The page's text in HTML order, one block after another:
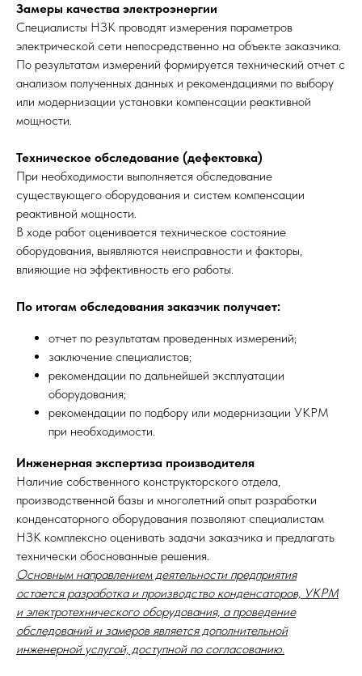
Замеры качества электроэнергии
Специалисты НЗК проводят измерения параметров
электрической сети непосредственно на объекте заказчика.
По результатам измерений формируется технический отчет с
анализом полученных данных и рекомендациями по выбору
или модернизации установки компенсации реактивной
мощности.
Техническое обследование (дефектовка)
При необходимости выполняется обследование
существующего оборудования и систем компенсации
реактивной мощности.
В ходе работ оценивается техническое состояние
оборудования, выявляются неисправности и факторы,
влияющие на эффективность его работы.
По итогам обследования заказчик получает:
отчет по результатам проведенных измерений;
заключение специалистов;
рекомендации по дальнейшей эксплуатации
оборудования;
рекомендации по подбору или модернизации УКРМ
при необходимости.
Инженерная экспертиза производителя
Наличие собственного конструкторского отдела,
производственной базы и многолетний опыт разработки
конденсаторного оборудования позволяют специалистам
НЗК комплексно оценивать задачи заказчика и предлагать
технически обоснованные решения.
Основным направлением деятельности предприятия
остается разработка и производство конденсаторов, УКРМ
и электротехнического оборудования, а проведение
обследований и замеров является дополнительной
инженерной услугой, доступной по согласованию.